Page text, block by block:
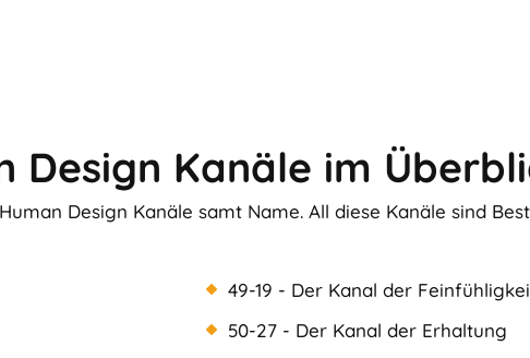
Design Kanäle im
Design Kanäle samt Name. All diese Kanäle sind
49-19 - Der Kanal der
50-27 - Der Kanal der Erhaltung